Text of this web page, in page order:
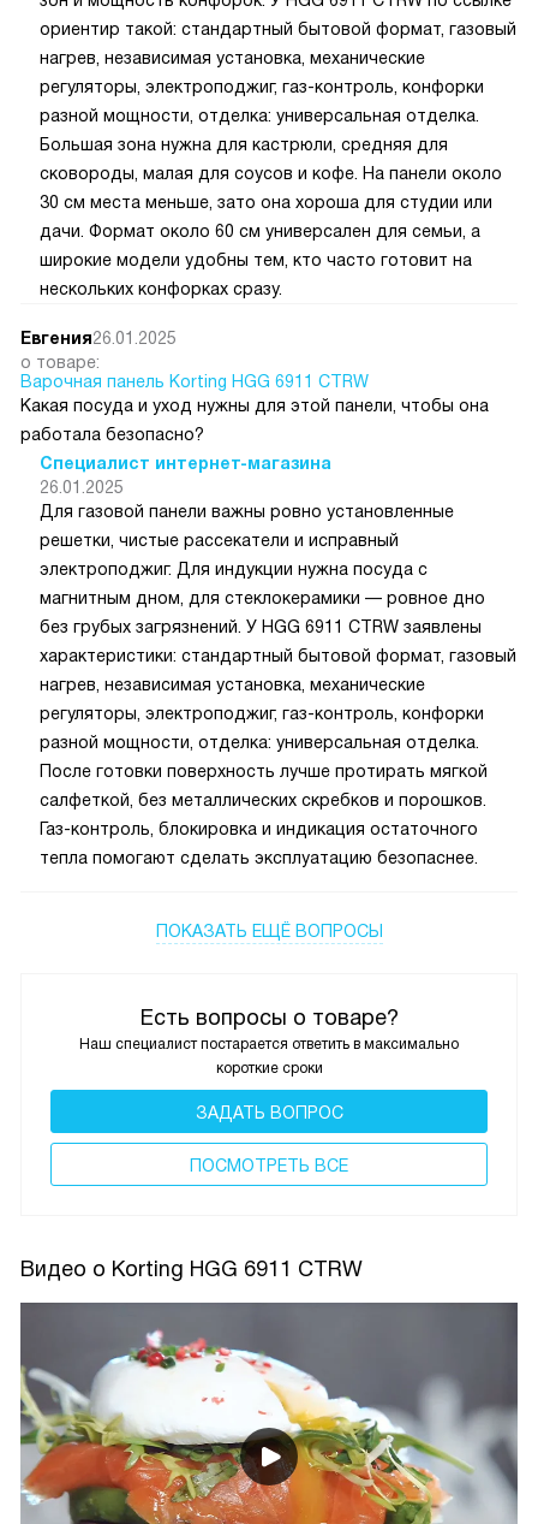
Есть вопросы о товаре?
Наш специалист постарается ответить в максимально
короткие сроки
ЗАДАТЬ ВОПРОС
ПОCМОТРЕТЬ ВСЕ
ориентир такой: стандартный бытовой формат, газовый
нагрев, независимая установка, механические
регуляторы, электроподжиг, газ-контроль, конфорки
разной мощности, отделка: универсальная отделка.
Большая зона нужна для кастрюли, средняя для
сковороды, малая для соусов и кофе. На панели около
30 см места меньше, зато она хороша для студии или
дачи. Формат около 60 см универсален для семьи, а
широкие модели удобны тем, кто часто готовит на
нескольких конфорках сразу.
Евгения26.01.2025
о товаре:
Варочная панель Korting HGG 6911 CTRW
Какая посуда и уход нужны для этой панели, чтобы она
работала безопасно?
Специалист интернет-магазина
26.01.2025
Для газовой панели важны ровно установленные
решетки, чистые рассекатели и исправный
электроподжиг. Для индукции нужна посуда с
магнитным дном, для стеклокерамики — ровное дно
без грубых загрязнений. У HGG 6911 CTRW заявлены
характеристики: стандартный бытовой формат, газовый
нагрев, независимая установка, механические
регуляторы, электроподжиг, газ-контроль, конфорки
разной мощности, отделка: универсальная отделка.
После готовки поверхность лучше протирать мягкой
салфеткой, без металлических скребков и порошков.
Газ-контроль, блокировка и индикация остаточного
тепла помогают сделать эксплуатацию безопаснее.
ПОКАЗАТЬ ЕЩЁ ВОПРОСЫ
Видео о Korting HGG 6911 CTRW